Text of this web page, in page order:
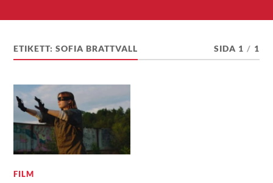
ETIKETT:SOFIA BRATTVALL SIDA 1 / 1
FILM